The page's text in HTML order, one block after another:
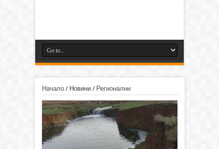
Начало/ Новини/ Регионални